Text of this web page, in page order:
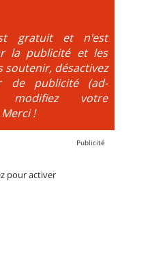
navette ou remontée
la descente est indiquée
s'agit de bikeparks. Vélo
du corps obligatoires.
gratuit et n'est
la publicité et les
soutenir, désactivez
de publicité (ad-
votre
!